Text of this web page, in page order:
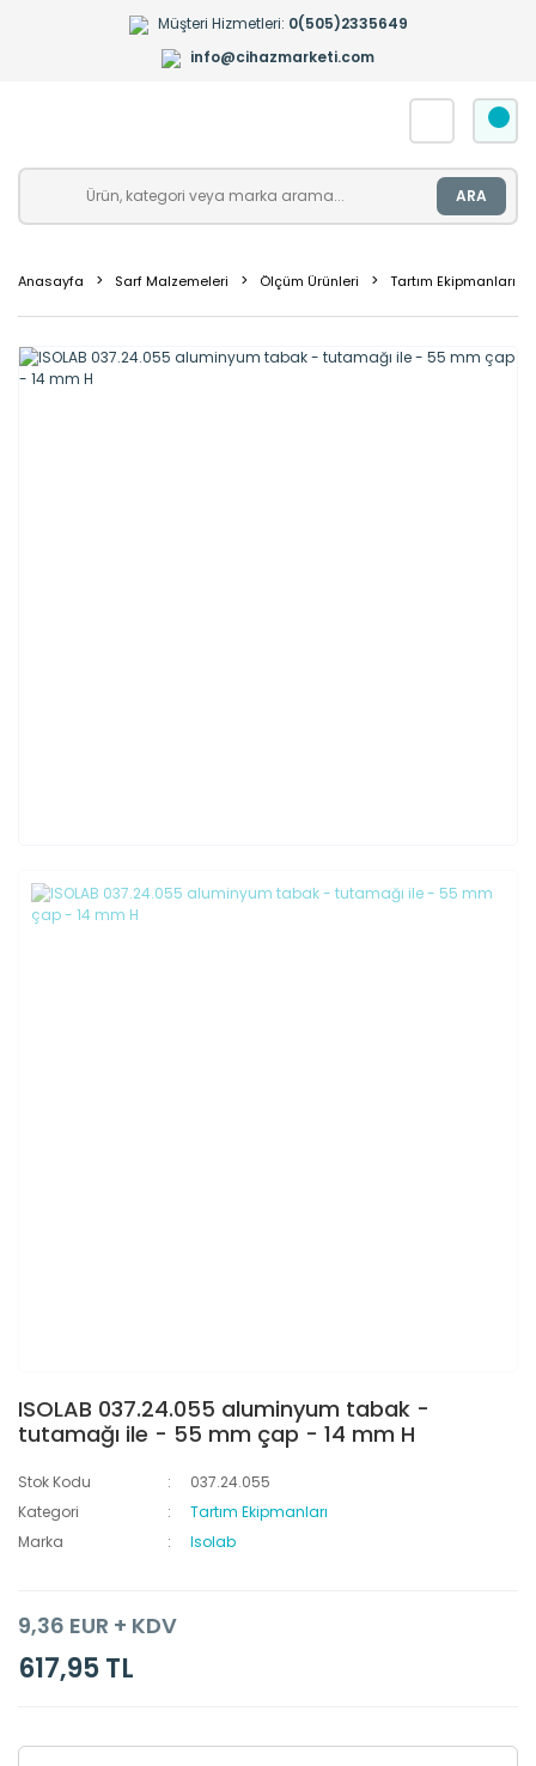
Müşteri Hizmetleri: 0(505)2335649
info@cihazmarketi.com
ARA
Anasayfa Sarf Malzemeleri Ölçüm Ürünleri Tartım Ekipmanları
ISOLAB 037.24.055 aluminyum tabak -
tutamağı ile - 55 mm çap - 14 mm H
Stok Kodu
037.24.055
Kategori
Tartım Ekipmanları
Marka
Isolab
9,36 EUR + KDV
617,95 TL